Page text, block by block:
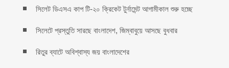
সিলেট ডিএসএ কাপ টি-২০ ক্রিকেট টুর্নামেন্ট আগামীকাল শুরু হচ্ছে
সিলেটে প্রস্তুতি সারছে বাংলাদেশ, জিম্বাবুয়ে আসছে বুধবার
রিতুর ব্যাটে অবিশ্বাস্য জয় বাংলাদেশের